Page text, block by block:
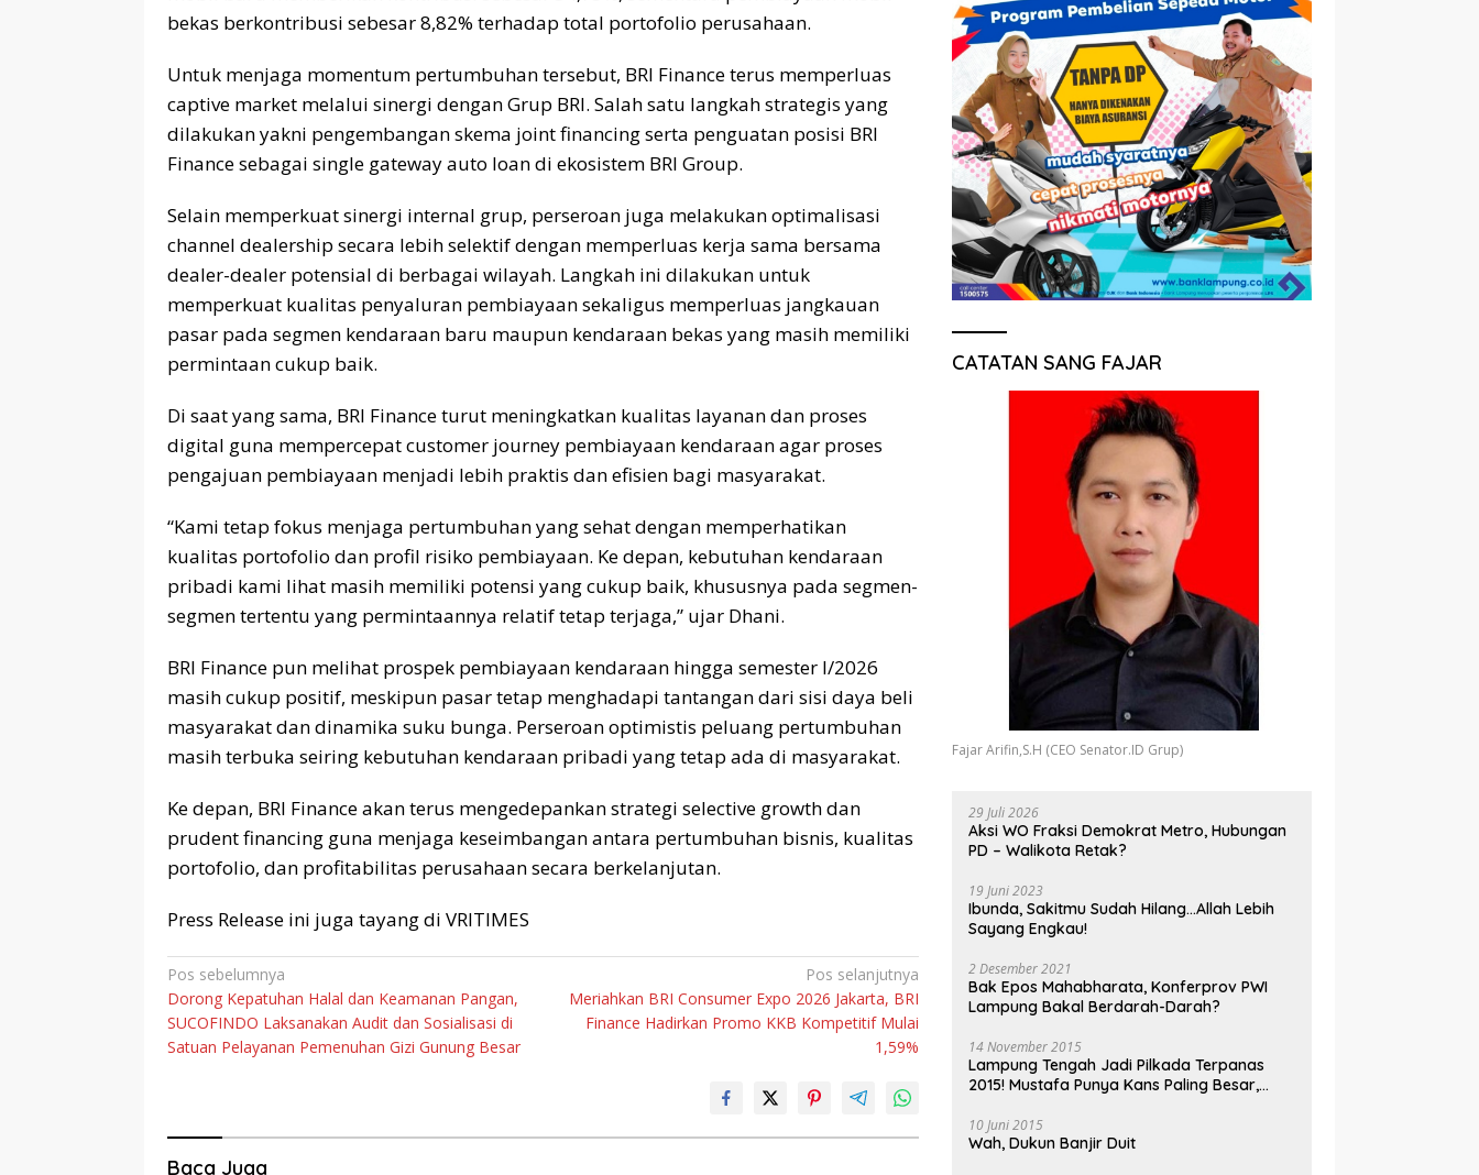
bekas berkontribusi sebesar 8,82% terhadap total portofolio perusahaan.
Untuk menjaga momentum pertumbuhan tersebut, BRI Finance terus memperluas
captive market melalui sinergi dengan Grup BRI. Salah satu langkah strategis yang
dilakukan yakni pengembangan skema joint financing serta penguatan posisi BRI
Finance sebagai single gateway auto loan di ekosistem BRI Group.
Selain memperkuat sinergi internal grup, perseroan juga melakukan optimalisasi
channel dealership secara lebih selektif dengan memperluas kerja sama bersama
dealer-dealer potensial di berbagai wilayah. Langkah ini dilakukan untuk
memperkuat kualitas penyaluran pembiayaan sekaligus memperluas jangkauan
pasar pada segmen kendaraan baru maupun kendaraan bekas yang masih memiliki
permintaan cukup baik.
Di saat yang sama, BRI Finance turut meningkatkan kualitas layanan dan proses
digital guna mempercepat customer journey pembiayaan kendaraan agar proses
pengajuan pembiayaan menjadi lebih praktis dan efisien bagi masyarakat.
“Kami tetap fokus menjaga pertumbuhan yang sehat dengan memperhatikan
kualitas portofolio dan profil risiko pembiayaan. Ke depan, kebutuhan kendaraan
pribadi kami lihat masih memiliki potensi yang cukup baik, khususnya pada segmen-
segmen tertentu yang permintaannya relatif tetap terjaga,” ujar Dhani.
BRI Finance pun melihat prospek pembiayaan kendaraan hingga semester I/2026
masih cukup positif, meskipun pasar tetap menghadapi tantangan dari sisi daya beli
masyarakat dan dinamika suku bunga. Perseroan optimistis peluang pertumbuhan
masih terbuka seiring kebutuhan kendaraan pribadi yang tetap ada di masyarakat.
Ke depan, BRI Finance akan terus mengedepankan strategi selective growth dan
prudent financing guna menjaga keseimbangan antara pertumbuhan bisnis, kualitas
portofolio, dan profitabilitas perusahaan secara berkelanjutan.
Press Release ini juga tayang di VRITIMES
Navigasi
pos
Pos sebelumnya
Dorong Kepatuhan Halal dan Keamanan Pangan,
SUCOFINDO Laksanakan Audit dan Sosialisasi di
Satuan Pelayanan Pemenuhan Gizi Gunung Besar
Pos selanjutnya
Meriahkan BRI Consumer Expo 2026 Jakarta, BRI
Finance Hadirkan Promo KKB Kompetitif Mulai
1,59%
Baca Juga
CATATAN SANG FAJAR
Fajar Arifin,S.H (CEO Senator.ID Grup)
29 Juli 2026
Aksi WO Fraksi Demokrat Metro, Hubungan
PD – Walikota Retak?
19 Juni 2023
Ibunda, Sakitmu Sudah Hilang…Allah Lebih
Sayang Engkau!
2 Desember 2021
Bak Epos Mahabharata, Konferprov PWI
Lampung Bakal Berdarah-Darah?
14 November 2015
Lampung Tengah Jadi Pilkada Terpanas
2015! Mustafa Punya Kans Paling Besar,
10 Juni 2015
Wah, Dukun Banjir Duit